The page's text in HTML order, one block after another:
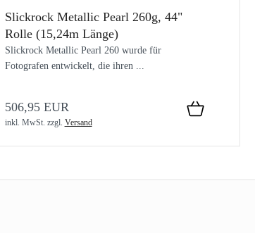
Slickrock Metallic Pearl 260g, 44"
Rolle (15,24m Länge)
Slickrock Metallic Pearl 260 wurde für
Fotografen entwickelt, die ihren ...
506,95 EUR
inkl. MwSt. zzgl. Versand